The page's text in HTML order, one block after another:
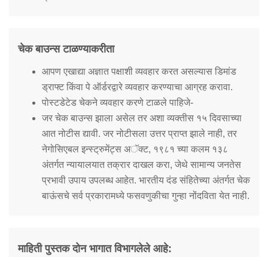
चेक बाउन्स टाळण्याकरीता
आपण एखाद्या अज्ञात पक्षाशी व्यवहार करत असल्यास डिमांड
ड्राफ्ट किंवा पे ऑर्डरद्वारे व्यवहार करण्याचा आग्रह करावा.
पोस्टडेटेड चेकने व्यवहार करणे टाळले पाहिजे-
जर चेक बाउन्स झाला असेल तर अशा व्यक्तीस १५ दिवसाच्या
आत नोटीस द्यावी. जर नोटीसला उत्तर प्राप्त झाले नाही, तर
नेगोसिएबल इन्स्ट्रुमेंट्स अॅक्ट, १९८१ च्या कलम १३८
अंतर्गत न्यायालयात तक्रार दाखल करा, जेथे सामान्य जनतेस
प्रभावी उपाय उपलब्ध आहेत. भारतीय दंड संहितेच्या अंतर्गत चेक
बाऊंसचे सर्व प्रकारामध्ये फसवणुकीचा गुन्हा नोंदविता येत नाही.
माहिती पुस्तक दोन भागात विभागलेले आहे: